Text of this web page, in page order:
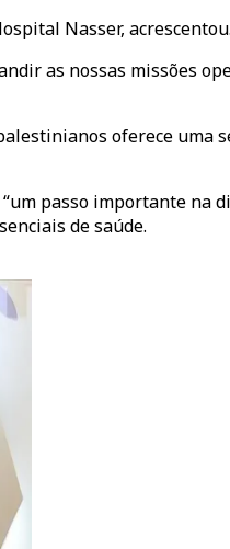
Nasser, acrescentou.
as nossas missões
oferece uma
passo importante na
de saúde.